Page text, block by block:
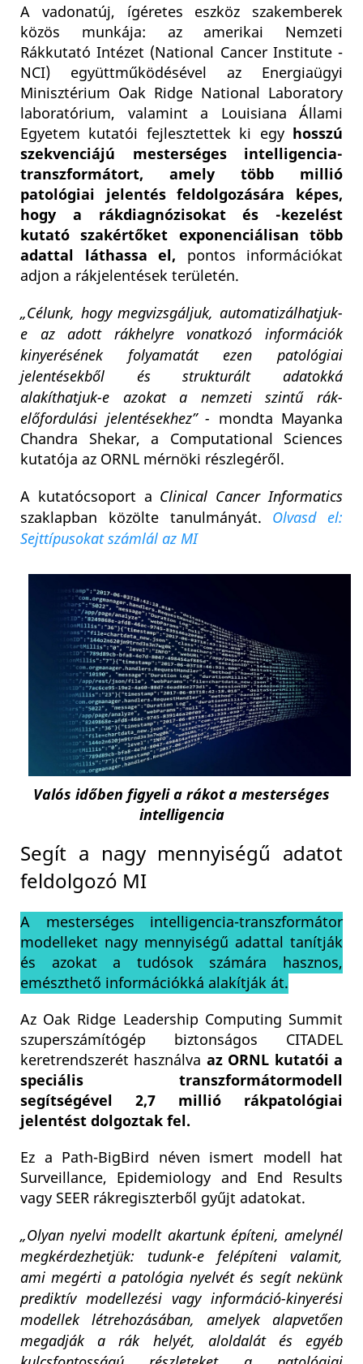
A vadonatúj, ígéretes eszköz szakemberek
közös munkája: az amerikai Nemzeti
Rákkutató Intézet (National Cancer Institute -
NCI) együttműködésével az Energiaügyi
Minisztérium Oak Ridge National Laboratory
laboratórium, valamint a Louisiana Állami
Egyetem kutatói fejlesztettek ki egyhosszú
szekvenciájú mesterséges intelligencia-
transzformátort, amely több millió
patológiai jelentés feldolgozására képes,
hogy a rákdiagnózisokat és -kezelést
kutató szakértőket exponenciálisan több
adattal láthassa el, pontos információkat
adjon a rákjelentések területén.
„Célunk, hogy megvizsgáljuk, automatizálhatjuk-
e az adott rákhelyre vonatkozó információk
kinyerésének folyamatát ezen patológiai
jelentésekből és strukturált adatokká
alakíthatjuk-e azokat a nemzeti szintű rák-
előfordulási jelentésekhez” - mondta Mayanka
Chandra Shekar, a Computational Sciences
kutatója az ORNL mérnöki részlegéről.
A kutatócsoport a Clinical Cancer Informatics
szaklapban közölte tanulmányát. Olvasd el:
Sejttípusokat számlál az MI
Valós időben figyeli a rákot a mesterséges
intelligencia
Segít a nagy mennyiségű adatot
feldolgozó MI
A mesterséges intelligencia-transzformátor
modelleket nagy mennyiségű adattal tanítják
és azokat a tudósok számára hasznos,
emészthető információkká alakítják át.
Az Oak Ridge Leadership Computing Summit
szuperszámítógép biztonságos CITADEL
keretrendszerét használva az ORNL kutatói a
speciális transzformátormodell
segítségével 2,7 millió rákpatológiai
jelentést dolgoztak fel.
Ez a Path-BigBird néven ismert modell hat
Surveillance, Epidemiology and End Results
vagy SEER rákregiszterből gyűjt adatokat.
„Olyan nyelvi modellt akartunk építeni, amelynél
megkérdezhetjük: tudunk-e felépíteni valamit,
ami megérti a patológia nyelvét és segít nekünk
prediktív modellezési vagy információ-kinyerési
modellek létrehozásában, amelyek alapvetően
megadják a rák helyét, aloldalát és egyéb